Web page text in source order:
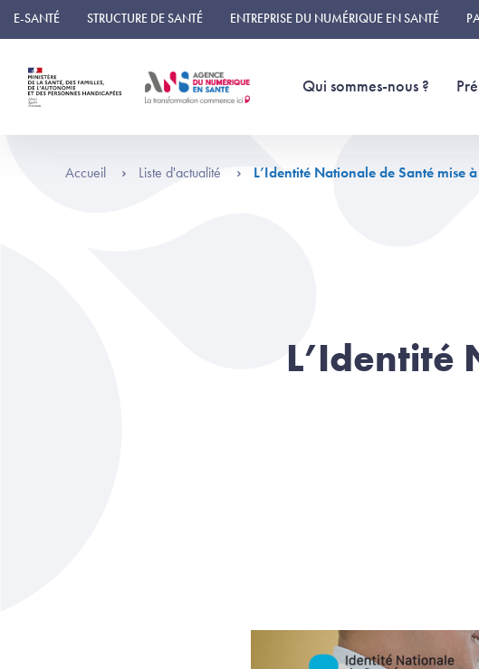
Panneau de gestion des cookies
E-SANTÉ STRUCTURE DE SANTÉ ENTREPRISE DU NUMÉRIQUE EN SANTÉ
Qui sommes-nous ?
Accueil Liste d'actualité L’Identité Nationale de Santé mise
L’Identité